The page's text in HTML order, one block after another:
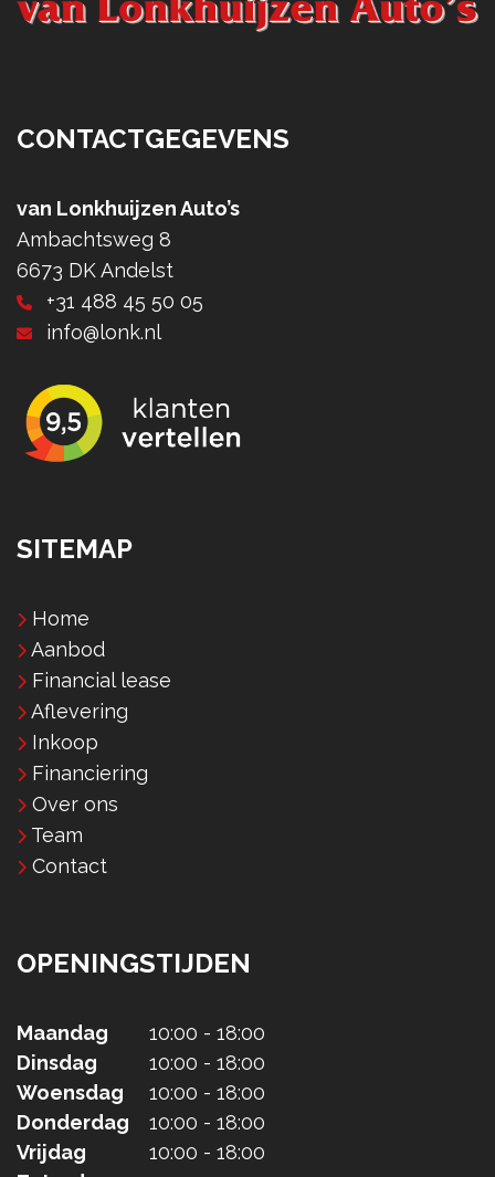
CONTACTGEGEVENS
van Lonkhuijzen Auto’s
Ambachtsweg 8
6673 DK Andelst
+31 488 45 50 05
info@lonk.nl
SITEMAP
Home
Aanbod
Financial lease
Aflevering
Inkoop
Financiering
Over ons
Team
Contact
OPENINGSTIJDEN
Maandag
10:00 - 18:00
Dinsdag
10:00 - 18:00
Woensdag
10:00 - 18:00
Donderdag
10:00 - 18:00
Vrijdag
10:00 - 18:00